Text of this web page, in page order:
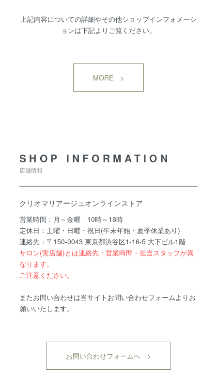
上記内容についての詳細やその他ショップインフォメーシ
ョンは下記よりご覧ください。
MORE >
SHOP INFORMATION
店舗情報
クリオマリアージュオンラインストア
営業時間：月～金曜 10時～18時
定休日：土曜・日曜・祝日(年末年始・夏季休業あり)
連絡先：〒150-0043 東京都渋谷区1-16-5 大下ビル1階
サロン(実店舗)とは連絡先・営業時間・担当スタッフが異
なります。
ご注意ください。
またお問い合わせは当サイトお問い合わせフォームよりお
願いいたします。
お問い合わせフォームへ >